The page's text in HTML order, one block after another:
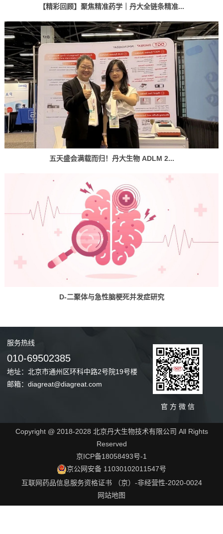
【精彩回顾】聚焦精准药学｜丹大全链条精准...
五天盛会满载而归！丹大生物 ADLM 2...
D-二聚体与急性脑梗死并发症研究
服务热线
010-69502385
地址：北京市通州区环科中路2号院19号楼
邮箱：diagreat@diagreat.com
官 方 微 信
Copyright @ 2018-2028 北京丹大生物技术有限公司 All Rights
Reserved
京ICP备18058493号-1
京公网安备 11030102011547号
互联网药品信息服务资格证书 （京）-非经营性-2020-0024
网站地图